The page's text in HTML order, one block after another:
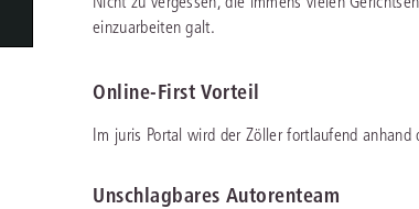
Kanzleimanagement
Medizinrecht
Miet- und Wohneigentumsrecht
einzuarbeiten galt.
Online-First Vorteil
Im juris Portal wird der Zöller fortlaufend
Unschlagbares Autorenteam